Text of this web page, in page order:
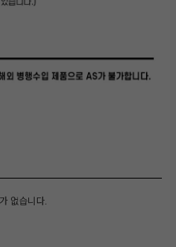
없습니다.